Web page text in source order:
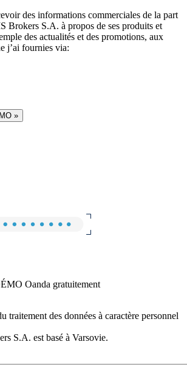
des informations commerciales de la part
Brokers S.A. à propos de ses produits et
des actualités et des promotions, aux
j’ai fournies via:
»
Oanda gratuitement
traitement des données à caractère personnel
S.A. est basé à Varsovie.